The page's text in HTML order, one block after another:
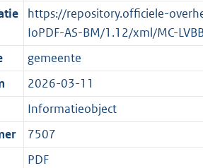
t
t
e
:
1
K
b
https://repository.officiele-
IoPDF-AS-BM/1.12/xml/MC-
gemeente
2026-03-11
Informatieobject
7507
PDF